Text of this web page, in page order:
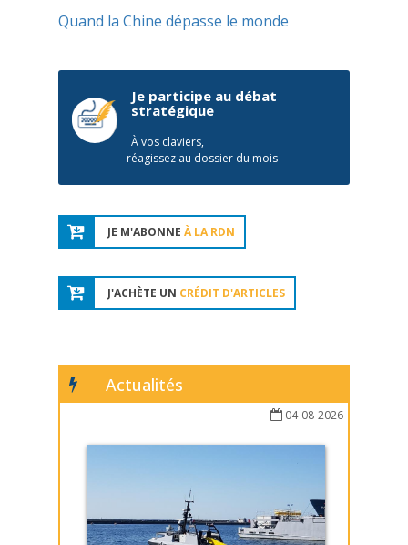
Quand la Chine dépasse le monde
Je participe au débat
stratégique
À vos claviers,
réagissez au dossier du mois
JE M'ABONNE À LA RDN
J'ACHÈTE UN CRÉDIT D'ARTICLES
Actualités
04-08-2026